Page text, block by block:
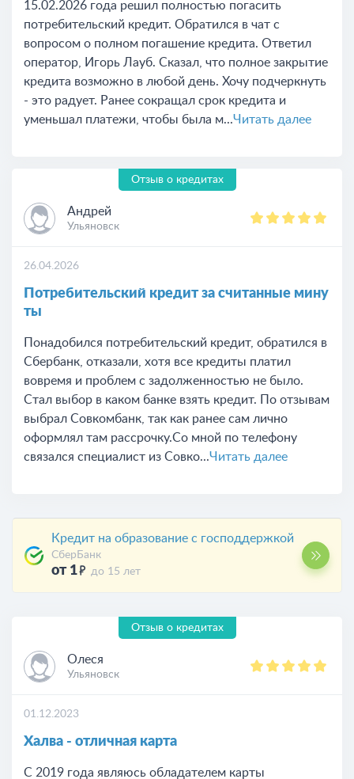
15.02.2026 года решил полностью погасить
потребительский кредит. Обратился в чат с
вопросом о полном погашение кредита. Ответил
оператор, Игорь Лауб. Сказал, что полное закрытие
кредита возможно в любой день. Хочу подчеркнуть
- это радует. Ранее сокращал срок кредита и
уменьшал платежи, чтобы была м...Читать далее
Отзыв о кредитах
Андрей
Ульяновск
26.04.2026
Потребительский кредит за считанные мину
ты
Понадобился потребительский кредит, обратился в
Сбербанк, отказали, хотя все кредиты платил
вовремя и проблем с задолженностью не было.
Стал выбор в каком банке взять кредит. По отзывам
выбрал Совкомбанк, так как ранее сам лично
оформлял там рассрочку.Со мной по телефону
связался специалист из Совко...Читать далее
Кредит на образование с господдержкой
СберБанк
от 1 до 15 лет
Отзыв о кредитах
Олеся
Ульяновск
01.12.2023
Халва - отличная карта
С 2019 года являюсь обладателем карты